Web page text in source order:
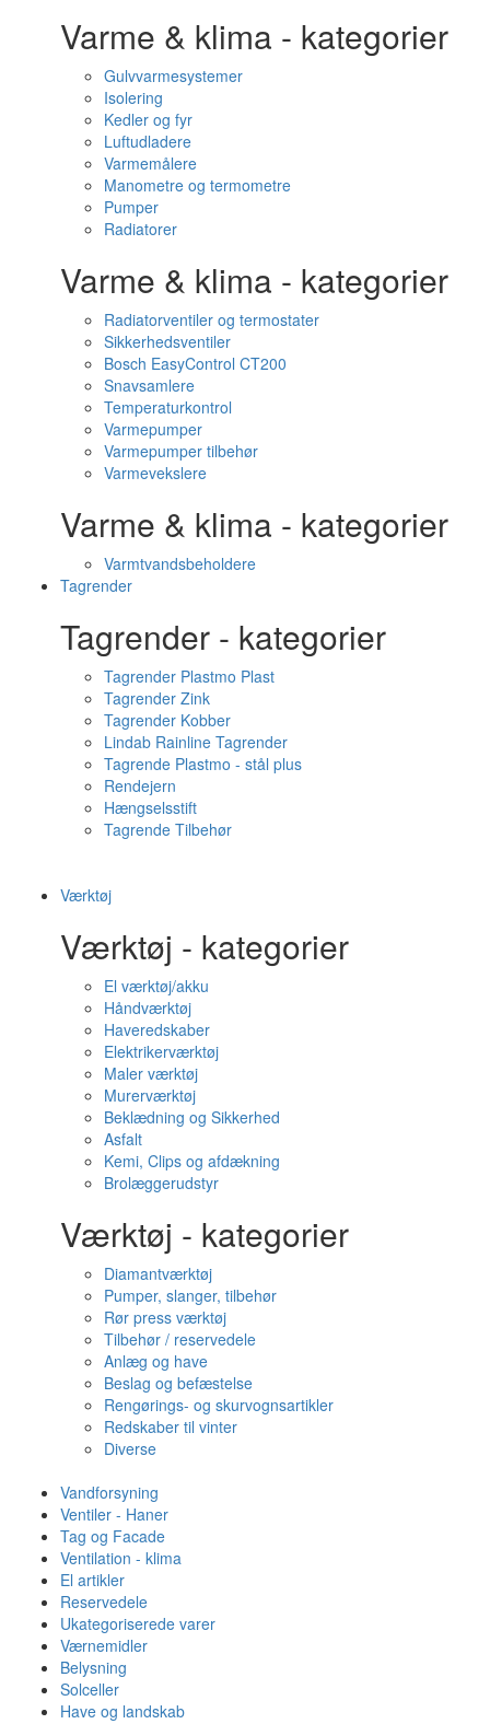
Varme & klima - kategorier
Gulvvarmesystemer
Isolering
Kedler og fyr
Luftudladere
Varmemålere
Manometre og termometre
Pumper
Radiatorer
Varme & klima - kategorier
Radiatorventiler og termostater
Sikkerhedsventiler
Bosch EasyControl CT200
Snavsamlere
Temperaturkontrol
Varmepumper
Varmepumper tilbehør
Varmevekslere
Varme & klima - kategorier
Varmtvandsbeholdere
Tagrender
Tagrender - kategorier
Tagrender Plastmo Plast
Tagrender Zink
Tagrender Kobber
Lindab Rainline Tagrender
Tagrende Plastmo - stål plus
Rendejern
Hængselsstift
Tagrende Tilbehør
Værktøj
Værktøj - kategorier
El værktøj/akku
Håndværktøj
Haveredskaber
Elektrikerværktøj
Maler værktøj
Murerværktøj
Beklædning og Sikkerhed
Asfalt
Kemi, Clips og afdækning
Brolæggerudstyr
Værktøj - kategorier
Diamantværktøj
Pumper, slanger, tilbehør
Rør press værktøj
Tilbehør / reservedele
Anlæg og have
Beslag og befæstelse
Rengørings- og skurvognsartikler
Redskaber til vinter
Diverse
Vandforsyning
Ventiler - Haner
Tag og Facade
Ventilation - klima
El artikler
Reservedele
Ukategoriserede varer
Værnemidler
Belysning
Solceller
Have og landskab